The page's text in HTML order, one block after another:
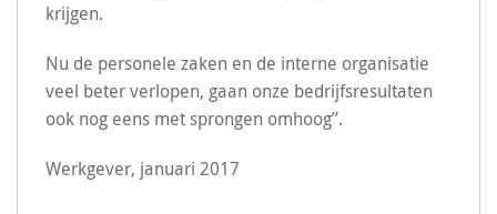
krijgen.
Nu de personele zaken en de interne organisatie
veel beter verlopen, gaan onze bedrijfsresultaten
ook nog eens met sprongen omhoog”.
Werkgever, januari 2017